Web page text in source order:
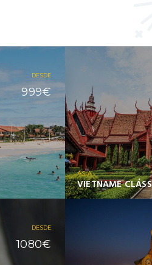
DESDE
999€
ÁSIA
VIETNAME
DESDE
1080€